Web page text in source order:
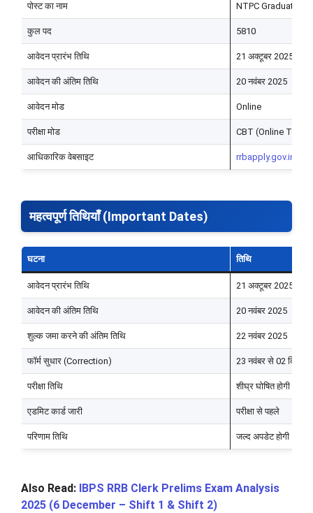
पोस्ट का नाम NTPC Graduate
कुल पद 5810
आवेदन प्रारंभ तिथि 21 अक्टूबर 2025
आवेदन की अंतिम तिथि 20 नवंबर 2025
आवेदन मोड Online
परीक्षा मोड CBT (Online Test)
आधिकारिक वेबसाइट rrbapply.gov.in
महत्वपूर्ण तिथियाँ (Important Dates)
घटना तिथि
आवेदन प्रारंभ तिथि 21 अक्टूबर 2025
आवेदन की अंतिम तिथि 20 नवंबर 2025
शुल्क जमा करने की अंतिम तिथि 22 नवंबर 2025
फॉर्म सुधार (Correction) 23 नवंबर से 02 दिसंबर
परीक्षा तिथि शीघ्र घोषित होगी
एडमिट कार्ड जारी परीक्षा से पहले
परिणाम तिथि जल्द अपडेट होगी
Also Read: IBPS RRB Clerk Prelims Exam Analysis
2025 (6 December – Shift 1 & Shift 2)